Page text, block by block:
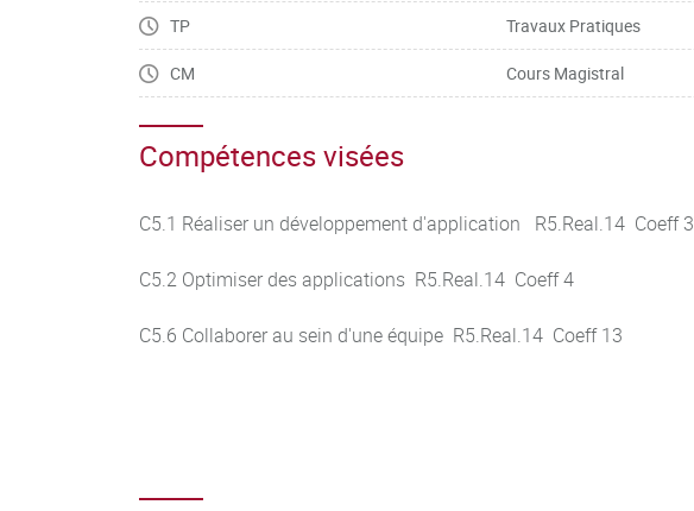
TP Travaux Pratiques
CM Cours Magistral
Compétences visées
C5.1 Réaliser un développement d'application R5.Real.14 Coeff 3
C5.2 Optimiser des applications R5.Real.14 Coeff 4
C5.6 Collaborer au sein d'une équipe R5.Real.14 Coeff 13